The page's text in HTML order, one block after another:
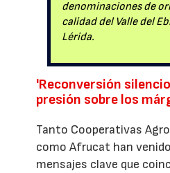
denominaciones de
calidad del Valle del
Lérida.
'Reconversión
presión sobre los
Tanto Cooperativas
como Afrucat han
mensajes clave que